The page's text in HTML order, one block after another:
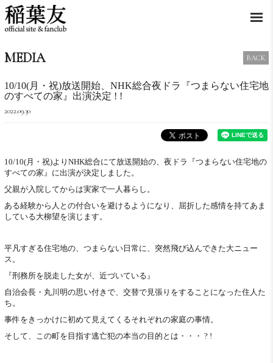
MEDIA BACK
10/10(月・祝)放送開始、NHK総合夜ドラ『つまらない住宅地
のすべての家』出演決定 ! !
2022.09.30
10/10(月・祝)よりNHK総合にて放送開始の、夜ドラ『つまらない住宅地の
すべての家』に出演が決定しました。
父親が入院してからは実家で一人暮らし。
ある経験から人との付合いを避けるようになり、屈折した感情を持てあま
している大柳望を演じます。
平凡すぎる住宅地の、つまらない日常に、突然飛び込んできた大ニュー
ス。
『刑務所を脱走した女が、近づいている』
自治会長・丸川明の思い付きで、交替で見張りをすることになった住人た
ち。
事件をきっかけに初めて見えてくるそれぞれの家庭の事情。
そして、この町を目指す逃亡犯の本当の目的とは・・・ ? !